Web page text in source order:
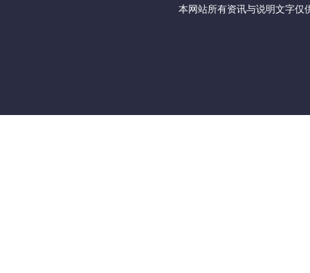
本网站所有资讯与说明文字仅